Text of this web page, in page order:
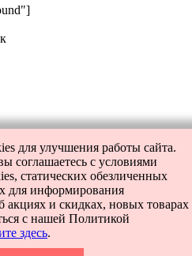
для улучшения работы сайта.
соглашаетесь с условиями
статических обезличенных
для информирования
акциях и скидках, новых товарах
с нашей Политикой
здесь.